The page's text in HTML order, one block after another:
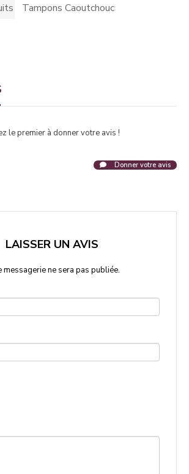
Tampons Caoutchouc
le premier à donner votre avis !
Donner votre avis
LAISSER UN AVIS
messagerie ne sera pas publiée.